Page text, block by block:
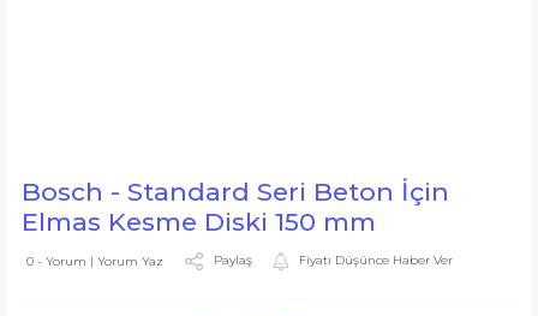
Bosch - Standard Seri Beton İçin
Elmas Kesme Diski 150 mm
0 - Yorum | Yorum Yaz Paylaş Fiyatı Düşünce Haber Ver